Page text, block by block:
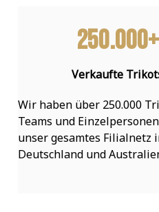
250.000+
Verkaufte
Wir haben über 250.000
Teams und
unser gesamtes Filialnetz
Deutschland und